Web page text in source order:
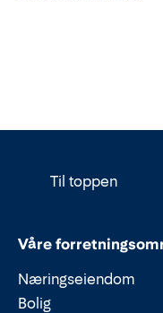
Til toppen
Våre
Næringseiendom
Bolig